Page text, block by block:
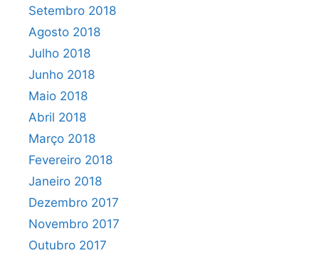
Setembro 2018
Agosto 2018
Julho 2018
Junho 2018
Maio 2018
Abril 2018
Março 2018
Fevereiro 2018
Janeiro 2018
Dezembro 2017
Novembro 2017
Outubro 2017